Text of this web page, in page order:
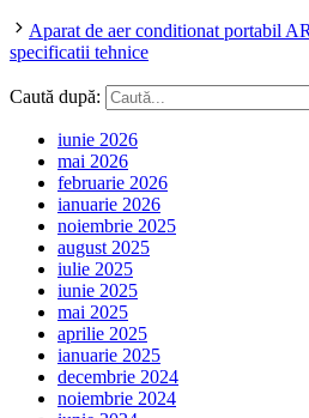
Aparat de aer conditionat portabil
specificatii tehnice
Caută după:
iunie 2026
mai 2026
februarie 2026
ianuarie 2026
noiembrie 2025
august 2025
iulie 2025
iunie 2025
mai 2025
aprilie 2025
ianuarie 2025
decembrie 2024
noiembrie 2024